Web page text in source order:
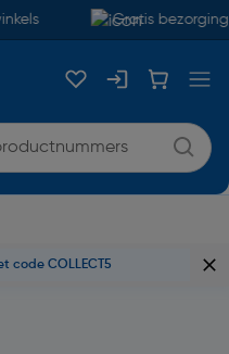
Gratis bezorging
code COLLECT5